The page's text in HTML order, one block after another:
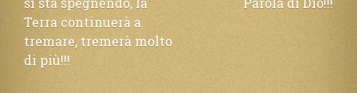
Terra continuerà a
tremare, tremerà molto
di più!!!